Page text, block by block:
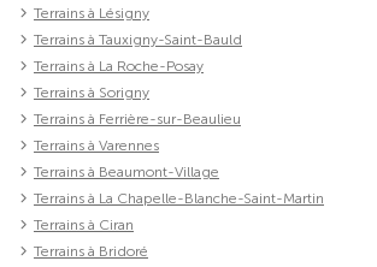
Terrains à Lésigny
Terrains à Tauxigny-Saint-Bauld
Terrains à La Roche-Posay
Terrains à Sorigny
Terrains à Ferrière-sur-Beaulieu
Terrains à Varennes
Terrains à Beaumont-Village
Terrains à La Chapelle-Blanche-Saint-Martin
Terrains à Ciran
Terrains à Bridoré